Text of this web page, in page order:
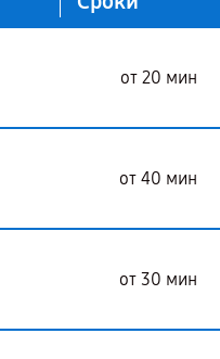
от 20 мин
от 40 мин
от 30 мин